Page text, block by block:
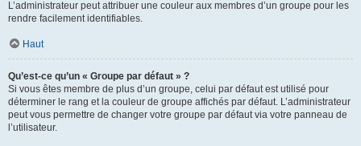
L’administrateur peut attribuer une couleur aux membres d’un groupe pour les
rendre facilement identifiables.
Haut
Qu’est-ce qu’un « Groupe par défaut » ?
Si vous êtes membre de plus d’un groupe, celui par défaut est utilisé pour
déterminer le rang et la couleur de groupe affichés par défaut. L’administrateur
peut vous permettre de changer votre groupe par défaut via votre panneau de
l’utilisateur.